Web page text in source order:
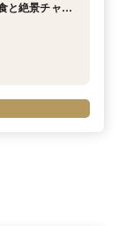
と絶景チャペ
ング相談会